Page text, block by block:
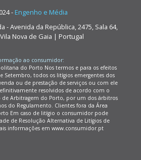
- Engenho e Média
- Avenida da República, 2475, Sala 64,
Nova de Gaia | Portugal
ao consumidor:
do Porto Nos termos e para os efeitos
Setembro, todos os litígios emergentes dos
ou de prestação de serviços ou com ele
resolvidos de acordo com o
de Arbitragem do Porto, por um dos árbitros
do Regulamento. Clientes fora da Área
Em caso de litígio o consumidor pode
de Resolução Alternativa de Litígios de
informações em www.consumidor.pt